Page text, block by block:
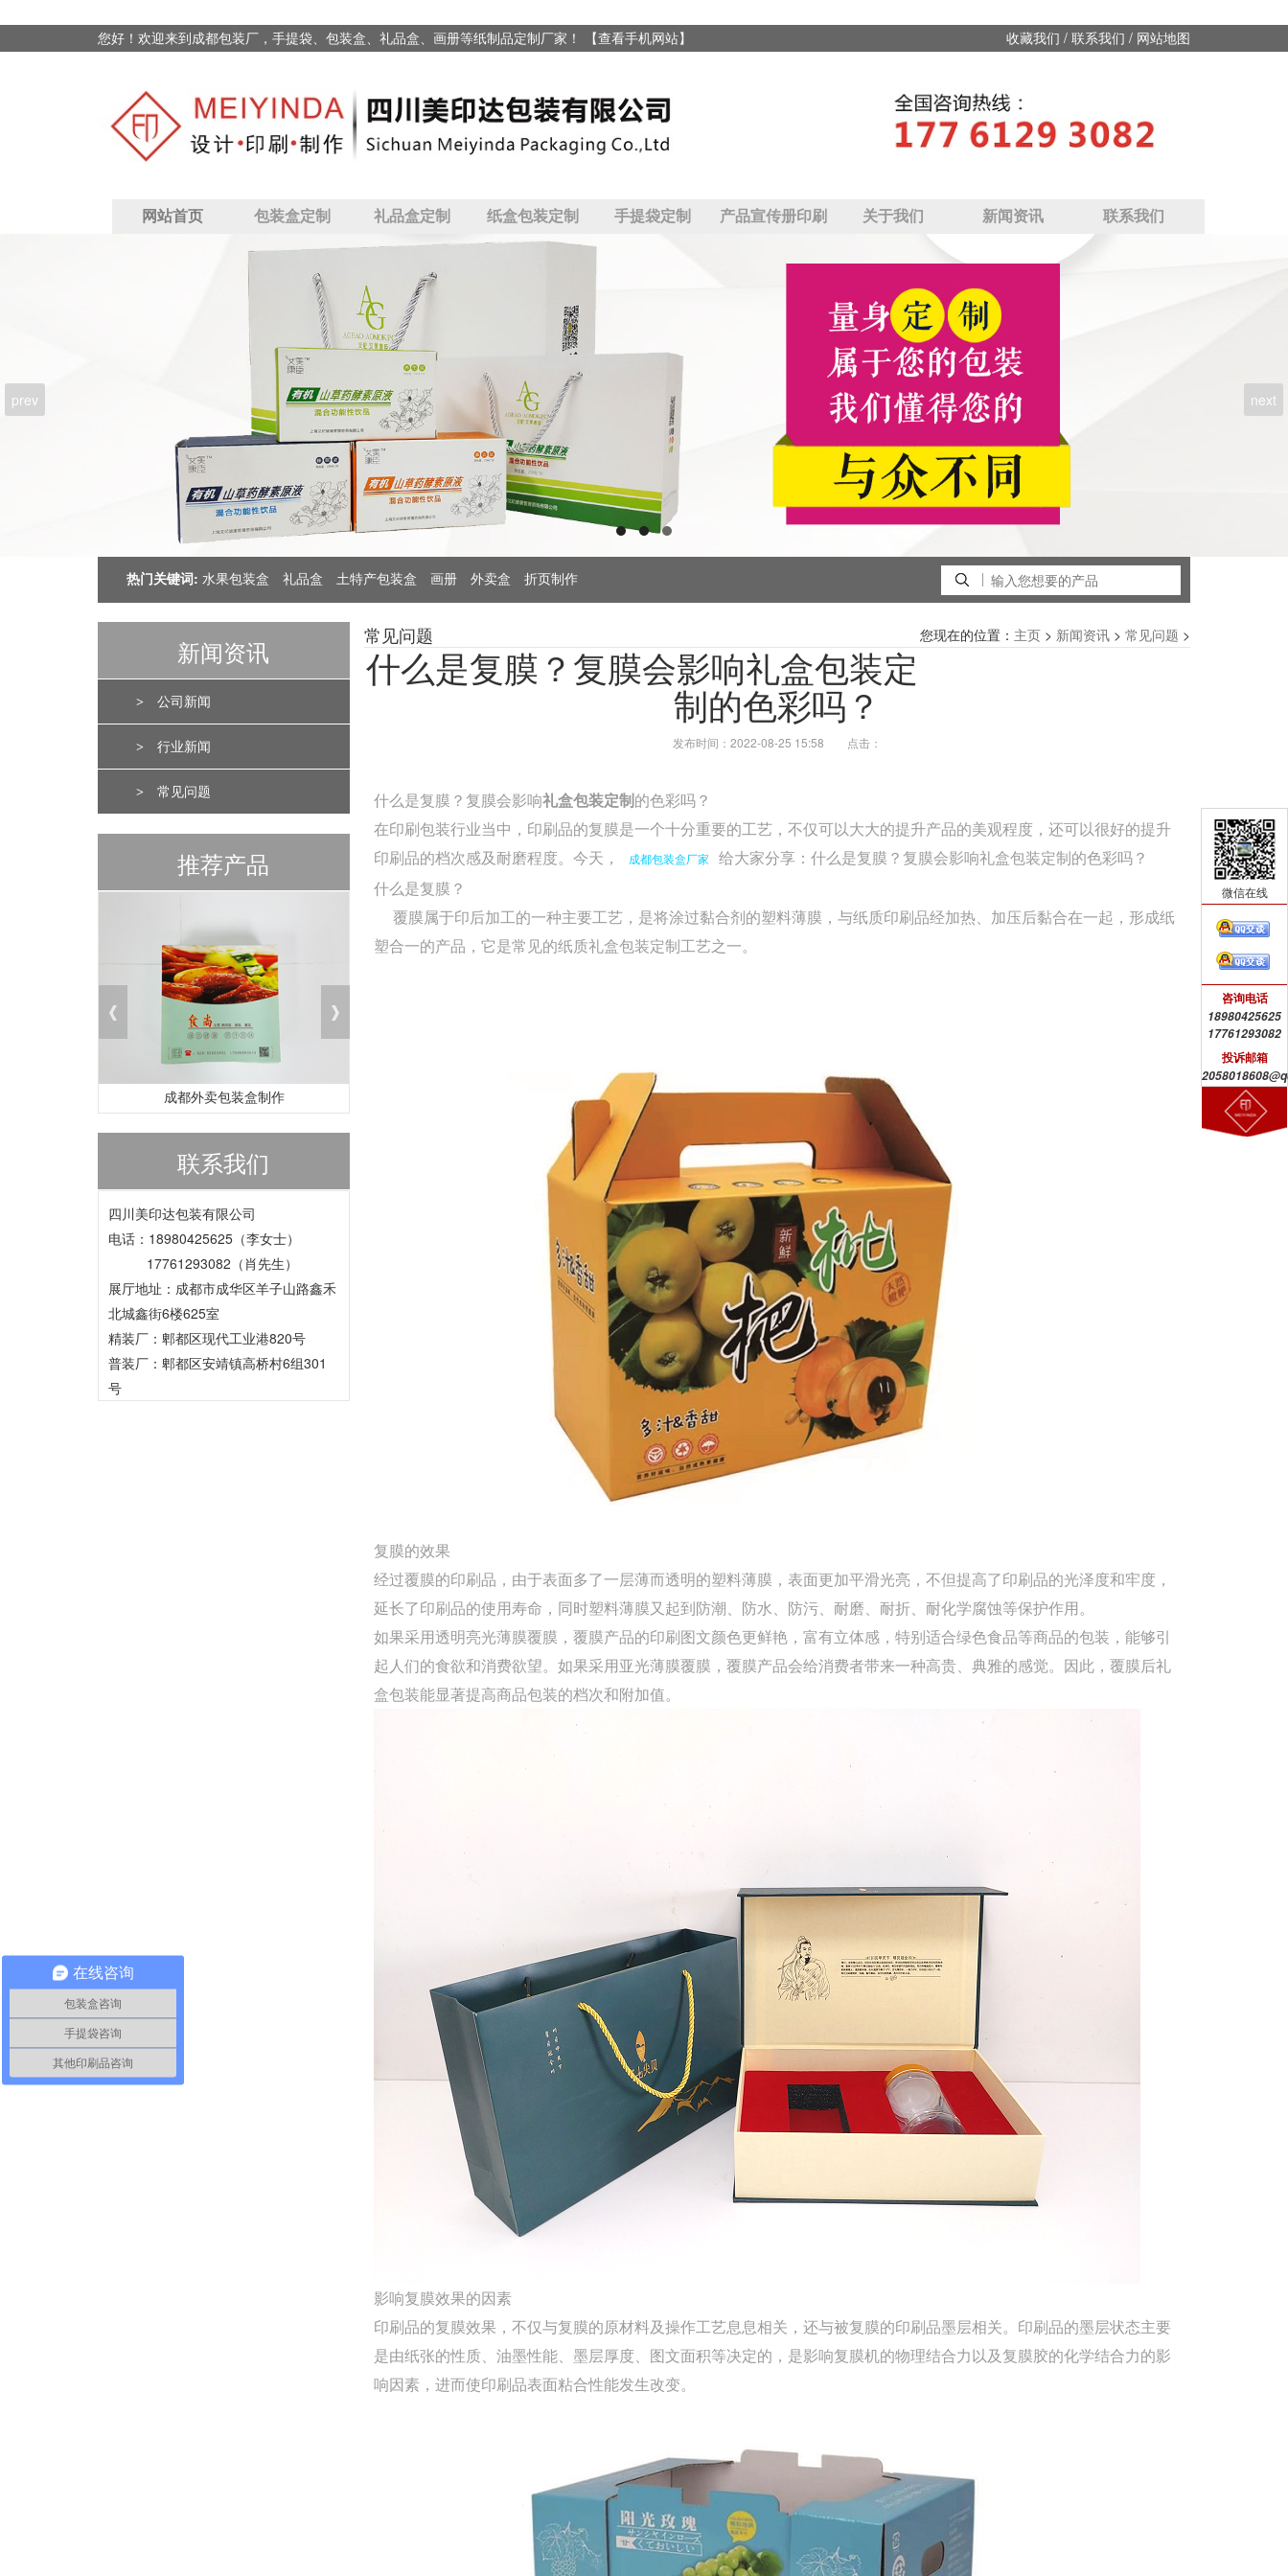
您好！欢迎来到成都包装厂，手提袋、包装盒、礼品盒、画册等纸制品定制厂家！ 【查看手机网站】 收藏我们 / 联系我们 / 网站地图
网站首页 包装盒定制 礼品盒定制 纸盒包装定制 手提袋定制 产品宣传册印刷 关于我们 新闻资讯 联系我们
prev next
热门关键词: 水果包装盒 礼品盒 土特产包装盒 画册 外卖盒 折页制作
新闻资讯
> 公司新闻
> 行业新闻
> 常见问题
推荐产品
成都外卖包装盒制作
联系我们
四川美印达包装有限公司
电话：18980425625（李女士）
17761293082（肖先生）
展厅地址：成都市成华区羊子山路鑫禾
北城鑫街6楼625室
精装厂：郫都区现代工业港820号
普装厂：郫都区安靖镇高桥村6组301
号
常见问题 您现在的位置： 主页 > 新闻资讯 > 常见问题 >
什么是复膜？复膜会影响礼盒包装定
制的色彩吗？
发布时间：2022-08-25 15:58 点击：
什么是复膜？复膜会影响礼盒包装定制的色彩吗？
在印刷包装行业当中，印刷品的复膜是一个十分重要的工艺，不仅可以大大的提升产品的美观程度，还可以很好的提升
印刷品的档次感及耐磨程度。今天，
成都包装盒厂家
给大家分享：什么是复膜？复膜会影响礼盒包装定制的色彩吗？
什么是复膜？
覆膜属于印后加工的一种主要工艺，是将涂过黏合剂的塑料薄膜，与纸质印刷品经加热、加压后黏合在一起，形成纸
塑合一的产品，它是常见的纸质礼盒包装定制工艺之一。
复膜的效果
经过覆膜的印刷品，由于表面多了一层薄而透明的塑料薄膜，表面更加平滑光亮，不但提高了印刷品的光泽度和牢度，
延长了印刷品的使用寿命，同时塑料薄膜又起到防潮、防水、防污、耐磨、耐折、耐化学腐蚀等保护作用。
如果采用透明亮光薄膜覆膜，覆膜产品的印刷图文颜色更鲜艳，富有立体感，特别适合绿色食品等商品的包装，能够引
起人们的食欲和消费欲望。如果采用亚光薄膜覆膜，覆膜产品会给消费者带来一种高贵、典雅的感觉。因此，覆膜后礼
盒包装能显著提高商品包装的档次和附加值。
影响复膜效果的因素
印刷品的复膜效果，不仅与复膜的原材料及操作工艺息息相关，还与被复膜的印刷品墨层相关。印刷品的墨层状态主要
是由纸张的性质、油墨性能、墨层厚度、图文面积等决定的，是影响复膜机的物理结合力以及复膜胶的化学结合力的影
响因素，进而使印刷品表面粘合性能发生改变。
微信在线
咨询电话
18980425625
17761293082
投诉邮箱
在线咨询
包装盒咨询
手提袋咨询
其他印刷品咨询